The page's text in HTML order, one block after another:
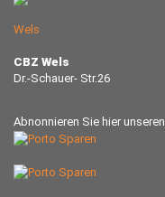
Wels
CBZ Wels
Dr.-Schauer- Str.26
Abnonnieren Sie hier unseren